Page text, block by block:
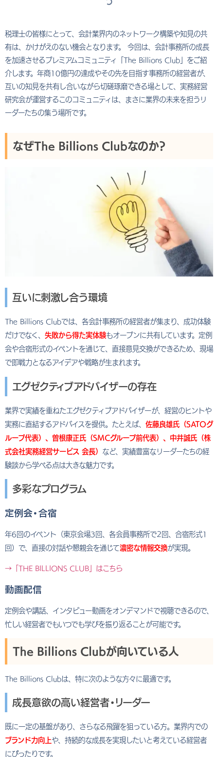
税理士の皆様にとって、会計業界内のネットワーク構築や知見の共
有は、かけがえのない機会となります。 今回は、会計事務所の成長
を加速させるプレミアムコミュニティ「The Billions Club」をご紹
介します。年商10億円の達成やその先を目指す事務所の経営者が、
互いの知見を共有し合いながら切磋琢磨できる場として、実務経営
研究会が運営するこのコミュニティは、まさに業界の未来を担うリ
ーダーたちの集う場所です。
なぜThe Billions Clubなのか？
互いに刺激し合う環境
The Billions Clubでは、各会計事務所の経営者が集まり、成功体験
だけでなく、 失敗から得た実体験もオープンに共有しています。定例
会や合宿形式のイベントを通じて、直接意見交換ができるため、現場
で即戦力となるアイデアや戦略が生まれます。
エグゼクティブアドバイザーの存在
業界で実績を重ねたエグゼクティブアドバイザーが、経営のヒントや
実務に直結するアドバイスを提供。たとえば、 佐藤良雄氏（SATOグ
ループ代表）、曽根康正氏（SMCグループ前代表）、中井誠氏（株
式会社実務経営サービス 会長） など、実績豊富なリーダーたちの経
験談から学べる点は大きな魅力です。
多彩なプログラム
定例会・合宿
年6回のイベント（東京会場3回、各会員事務所で2回、合宿形式1
回）で、直接の対話や懇親会を通じて濃密な情報交換が実現。
→「THE BILLIONS CLUB」はこちら
動画配信
定例会や講話、インタビュー動画をオンデマンドで視聴できるので、
忙しい経営者でもいつでも学びを振り返ることが可能です。
The Billions Clubが向いている人
The Billions Clubは、特に次のような方々に最適です。
成長意欲の高い経営者・リーダー
既に一定の基盤があり、さらなる飛躍を狙っている方。業界内での
ブランド力向上や、持続的な成長を実現したいと考えている経営者
にぴったりです。